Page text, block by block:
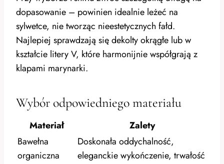
dopasowanie – powinien idealnie leżeć na
sylwetce, nie tworząc nieestetycznych fałd.
Najlepiej sprawdzają się dekolty okrągłe lub w
kształcie litery V, które harmonijnie współgrają z
klapami marynarki.
Wybór odpowiedniego materiału
Materiał
Zalety
Bawełna
organiczna
Doskonała oddychalność,
eleganckie wykończenie, trwałość